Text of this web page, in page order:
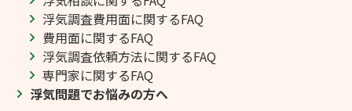
浮気調査費用面に関するFAQ
費用面に関するFAQ
浮気調査依頼方法に関するFAQ
専門家に関するFAQ
浮気問題でお悩みの方へ